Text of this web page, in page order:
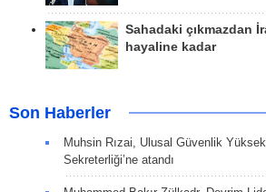
Sahadaki çıkmazdan
hayaline kadar
Son Haberler
Muhsin Rızai, Ulusal Güvenlik
Sekreterliği’ne atandı